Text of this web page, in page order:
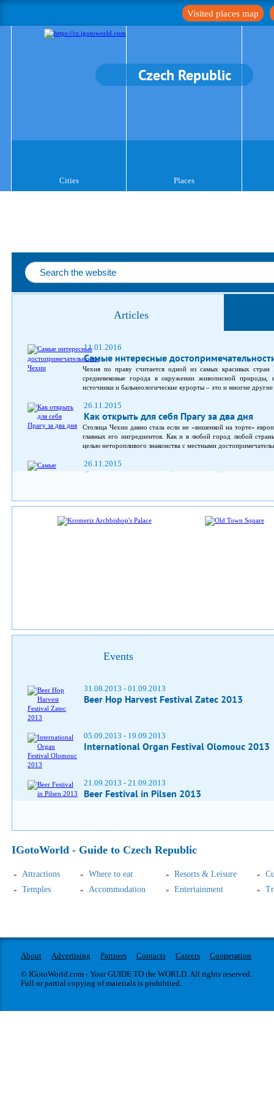
Visited places map
Czech Republic
Cities Places
Articles
11.01.2016
Самые интересные
Чехия по праву считается одной из самых красивых
средневековые города в окружении живописной природы,
источники и бальнеологические курорты – это и многие
26.11.2015
Как открыть для себя Прагу за два дня
Столица Чехии давно стала если не «вишенкой на торте»
главных его ингредиентов. Как и в любой город любой
целью неторопливого знакомства с местными
26.11.2015
Самые интересные фестивали Чехии
Чехии. Фестиваль «Праздник пятилепестковой розы», Чески-
Events
31.08.2013 - 01.09.2013
Beer Hop Harvest Festival Zatec 2013
05.09.2013 - 19.09.2013
International Organ Festival Olomouc 2013
21.09.2013 - 21.09.2013
Beer Festival in Pilsen 2013
IGotoWorld - Guide to Czech Republic
Attractions Where to eat Resorts & Leisure
Temples
Accommodation Entertainment
About Advertising Partners Contacts Careers
Cooperation
© IGotoWorld.com - Your GUIDE TO the WORLD. All rights reserved.
Full or partial copying of materials is prohibited.